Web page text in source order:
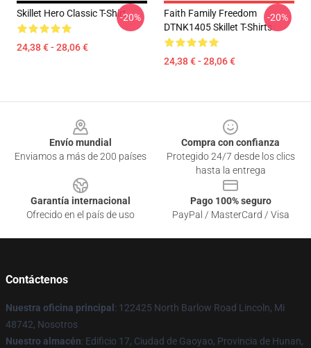
Skillet Hero Classic T-Shirt
24,38 € - 28,06 €
-20%
Faith Family Freedom
DTNK1405 Skillet T-Shirts
24,38 € - 28,06 €
-20%
Envío mundial
Enviamos a más de 200 países
Compra con confianza
Protegido 24/7 desde los clics
hasta la entrega
Garantía internacional
Ofrecido en el país de uso
Pago 100% seguro
PayPal / MasterCard / Visa
Contáctenos
Nuestra oficina principal : 122425 North Barlow Road Lincoln, Mi
48742, Nosotros
Nuestro almacén: Edificio 17, Ciudad de Gaoyao, Provincia de Hunan,